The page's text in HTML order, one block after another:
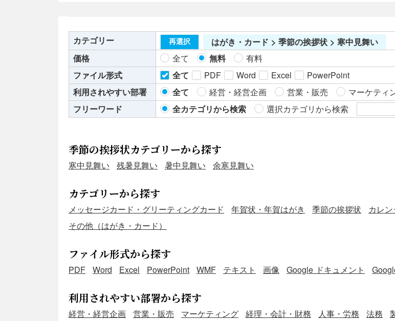
たい時に ■注意ポイント ＜丁寧で簡潔な文面作成＞ 受け取る
方への配慮を大切にし、礼儀正しくわかりや
けましょう。 ＜内容確認を徹底＞ 宛名や文
か、印刷前に確認してください。 ＜適切な
12月中旬から年末に届くよう、計画的に送付
テンプレートの利用メリット ＜簡単で迅速
付きテンプレートにより、初めてでもスムー
す。 ＜コスト削減＞ 無料テンプレートを活
カテゴリー 再選択
はがき・カード > 季節の挨拶状 > 寒中見舞い
価格
全て 無料
有料
ファイル形式
全て PDF Word Excel
PowerPoint
利用されやすい部署
全て 経営・経営企画 営業・販売 マーケティ
フリーワード
全カテゴリから検索 選択カテゴリから検索
季節の挨拶状カテゴリーから探す
寒中見舞い 残暑見舞い 暑中見舞い 余寒見舞い
カテゴリーから探す
メッセージカード・グリーティングカード 年賀状・年賀はがき 季節の挨拶状 カレ
その他（はがき・カード）
ファイル形式から探す
PDF Word Excel PowerPoint WMF テキスト 画像 Google ドキュメント
利用されやすい部署から探す
経営・経営企画 営業・販売 マーケティング 経理・会計・財務 人事・労務 法務